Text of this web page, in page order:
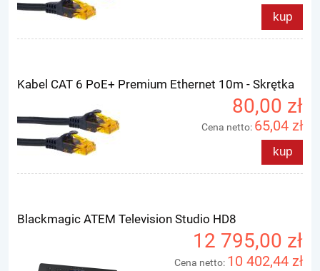
kup
Kabel CAT 6 PoE+ Premium Ethernet 10m - Skrętka
80,00 zł
Cena netto: 65,04 zł
kup
Blackmagic ATEM Television Studio HD8
12 795,00 zł
Cena netto: 10 402,44 zł